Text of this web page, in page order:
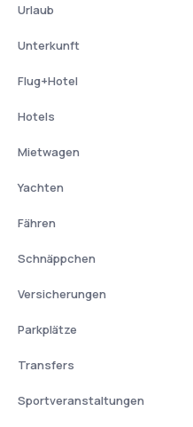
Urlaub
Unterkunft
Flug+Hotel
Hotels
Mietwagen
Yachten
Fähren
Schnäppchen
Versicherungen
Parkplätze
Transfers
Sportveranstaltungen